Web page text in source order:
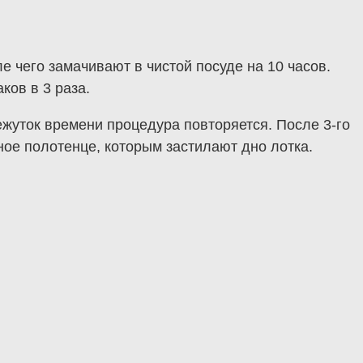
замачивают в чистой посуде на 10 часов.
в 3 раза.
времени процедура повторяется. После 3-го
полотенце, которым застилают дно лотка.